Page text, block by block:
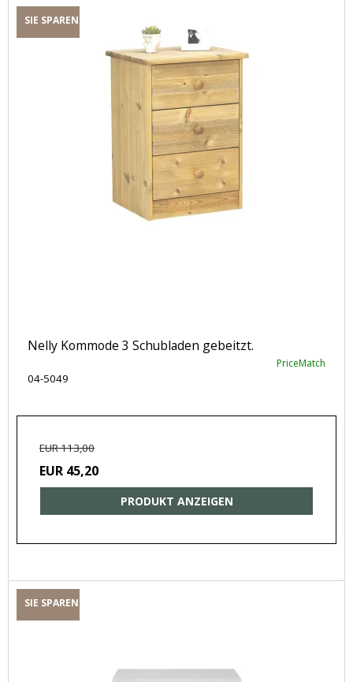
SIE SPAREN
Nelly Kommode 3 Schubladen gebeitzt.
PriceMatch
04-5049
EUR 113,00
EUR 45,20
PRODUKT ANZEIGEN
SIE SPAREN